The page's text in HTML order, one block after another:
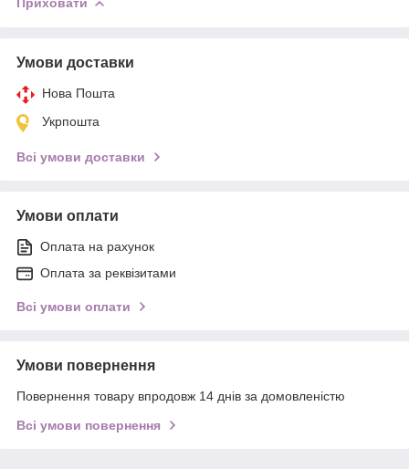
Умови доставки
Нова Пошта
Укрпошта
Всі умови доставки
Умови оплати
Оплата на рахунок
Оплата за реквізитами
Всі умови оплати
Умови повернення
Повернення товару впродовж 14 днів за домовленістю
Всі умови повернення